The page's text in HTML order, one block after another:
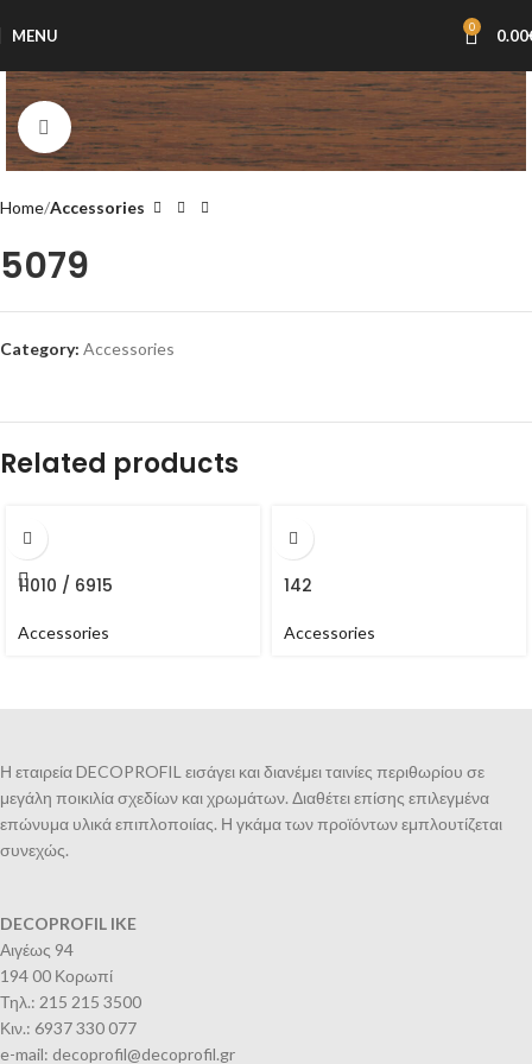
MENU 0 0.00
Click to enlarge
Home Accessories
5079
Category: Accessories
Related products
11010 / 6915
Accessories
142
Accessories
Η εταιρεία DECOPROFIL εισάγει και διανέμει ταινίες περιθωρίου σε
μεγάλη ποικιλία σχεδίων και χρωμάτων. Διαθέτει επίσης επιλεγμένα
επώνυμα υλικά επιπλοποιίας. Η γκάμα των προϊόντων εμπλουτίζεται
συνεχώς.
DECOPROFIL IKE
Αιγέως 94
194 00 Κορωπί
Τηλ.: 215 215 3500
Κιν.: 6937 330 077
e-mail: decoprofil@decoprofil.gr